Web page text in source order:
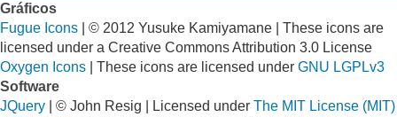
Gráficos
Fugue Icons | © 2012 Yusuke Kamiyamane | These icons are
licensed under a Creative Commons Attribution 3.0 License
Oxygen Icons | These icons are licensed under GNU LGPLv3
Software
JQuery | © John Resig | Licensed under The MIT License (MIT)